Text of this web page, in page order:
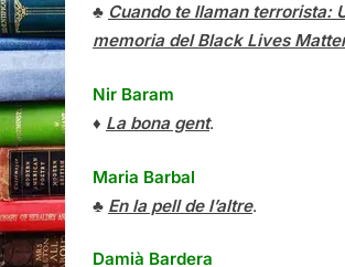
♣ Cuando te llaman terrorista:
memoria del Black Lives
Nir Baram
♦ La bona gent.
Maria Barbal
♣ En la pell de l’altre.
Damià Bardera